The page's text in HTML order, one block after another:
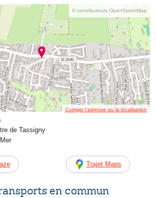
© contributeurs OpenStreetMap
Corriger l’adresse ou la localisation
de Tassigny
Trajet Maps
en commun